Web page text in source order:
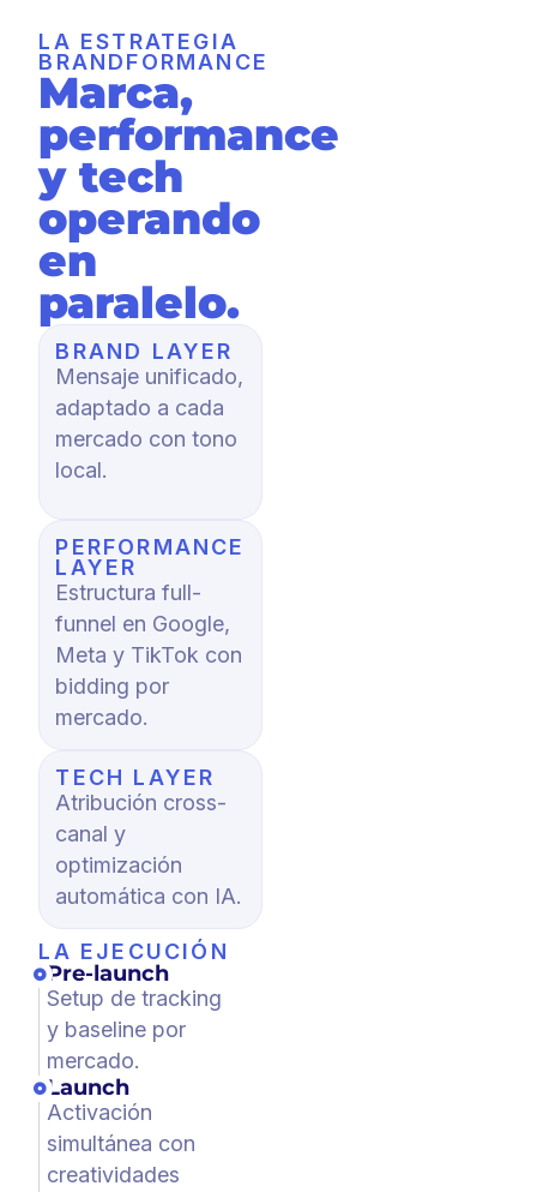
LA ESTRATEGIA
BRANDFORMANCE
Marca,
performance
y tech
operando
en
paralelo.
BRAND LAYER
Mensaje unificado,
adaptado a cada
mercado con tono
local.
PERFORMANCE
LAYER
Estructura full-
funnel en Google,
Meta y TikTok con
bidding por
mercado.
TECH LAYER
Atribución cross-
canal y
optimización
automática con IA.
LA EJECUCIÓN
Pre-launch
Setup de tracking
y baseline por
mercado.
Launch
Activación
simultánea con
creatividades